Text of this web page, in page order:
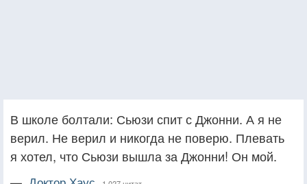
В школе болтали: Сьюзи спит с Джонни. А я не
верил. Не верил и никогда не поверю. Плевать
я хотел, что Сьюзи вышла за Джонни! Он мой.